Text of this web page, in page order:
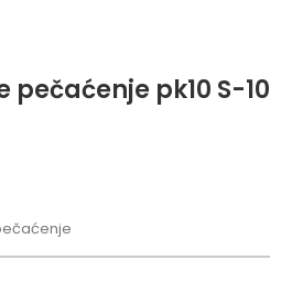
pečaćenje pk10 S-10